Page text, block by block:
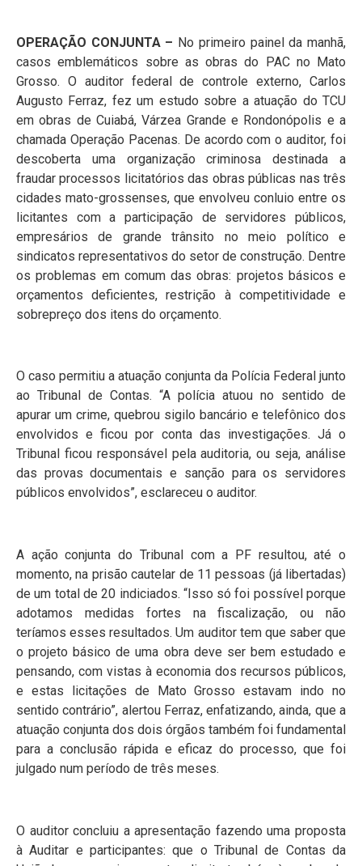
OPERAÇÃO CONJUNTA – No primeiro painel da manhã,
casos emblemáticos sobre as obras do PAC no Mato
Grosso. O auditor federal de controle externo, Carlos
Augusto Ferraz, fez um estudo sobre a atuação do TCU
em obras de Cuiabá, Várzea Grande e Rondonópolis e a
chamada Operação Pacenas. De acordo com o auditor, foi
descoberta uma organização criminosa destinada a
fraudar processos licitatórios das obras públicas nas três
cidades mato-grossenses, que envolveu conluio entre os
licitantes com a participação de servidores públicos,
empresários de grande trânsito no meio político e
sindicatos representativos do setor de construção. Dentre
os problemas em comum das obras: projetos básicos e
orçamentos deficientes, restrição à competitividade e
sobrepreço dos itens do orçamento.
O caso permitiu a atuação conjunta da Polícia Federal junto
ao Tribunal de Contas. “A polícia atuou no sentido de
apurar um crime, quebrou sigilo bancário e telefônico dos
envolvidos e ficou por conta das investigações. Já o
Tribunal ficou responsável pela auditoria, ou seja, análise
das provas documentais e sanção para os servidores
públicos envolvidos”, esclareceu o auditor.
A ação conjunta do Tribunal com a PF resultou, até o
momento, na prisão cautelar de 11 pessoas (já libertadas)
de um total de 20 indiciados. “Isso só foi possível porque
adotamos medidas fortes na fiscalização, ou não
teríamos esses resultados. Um auditor tem que saber que
o projeto básico de uma obra deve ser bem estudado e
pensando, com vistas à economia dos recursos públicos,
e estas licitações de Mato Grosso estavam indo no
sentido contrário”, alertou Ferraz, enfatizando, ainda, que a
atuação conjunta dos dois órgãos também foi fundamental
para a conclusão rápida e eficaz do processo, que foi
julgado num período de três meses.
O auditor concluiu a apresentação fazendo uma proposta
à Auditar e participantes: que o Tribunal de Contas da